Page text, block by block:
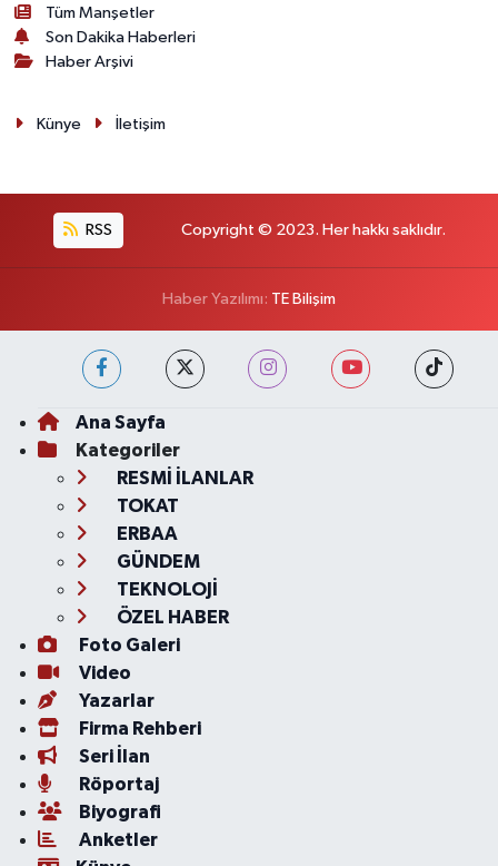
Tüm Manşetler
Son Dakika Haberleri
Haber Arşivi
Künye İletişim
RSS Copyright © 2023. Her hakkı saklıdır.
Haber Yazılımı: TE Bilişim
Ana Sayfa
Kategoriler
RESMİ İLANLAR
TOKAT
ERBAA
GÜNDEM
TEKNOLOJİ
ÖZEL HABER
Foto Galeri
Video
Yazarlar
Firma Rehberi
Seri İlan
Röportaj
Biyografi
Anketler